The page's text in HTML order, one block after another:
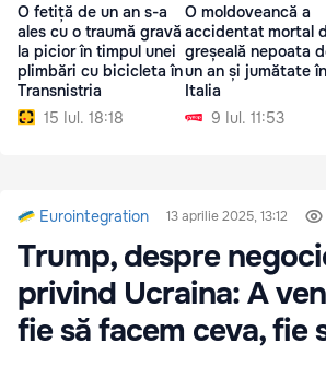
O fetiță de un an s-a
ales cu o traumă gravă
la picior în timpul unei
plimbări cu bicicleta în
Transnistria
15 Iul. 18:18
O moldoveancă a
accidentat mortal
greșeală nepoata
un an și jumătate în
Italia
9 Iul. 11:53
Eurointegration 13 aprilie 2025, 13:12
Trump, despre
privind Ucraina: A
fie să facem ceva, fie